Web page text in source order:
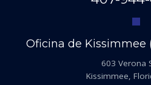
Oficina de Kissimmee
603 Verona
Kissimmee,